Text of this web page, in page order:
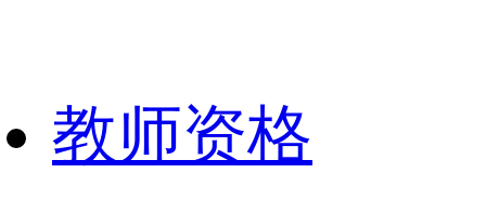
教师资格